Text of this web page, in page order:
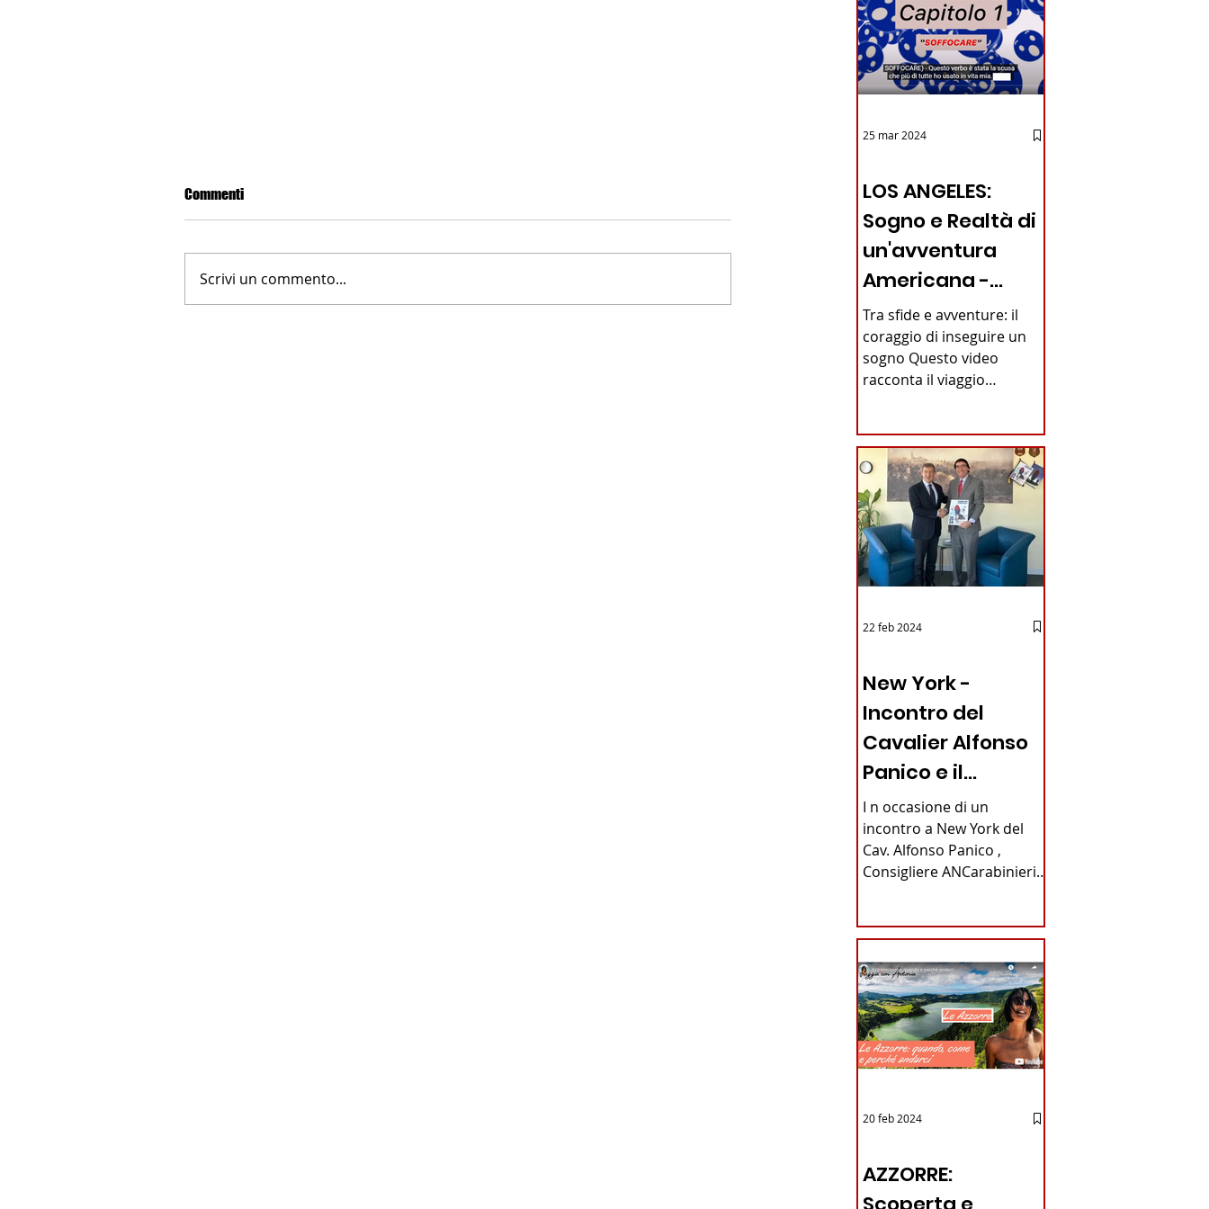
LA NUOVA FARNESINA
Commenti
Scrivi un commento...
LOS ANGELES:
Sogno e Realtà di
un'avventura
Americana -
VIDEO
Tra sfide e avventure: il
coraggio di inseguire un
sogno Questo video
racconta il viaggio
25 mar 2024
New York -
Incontro del
Cavalier Alfonso
Panico e il
Generale dei
Carabinieri
Fabrizio Parrulli
I n occasione di un
incontro a New York del
Cav. Alfonso Panico ,
Consigliere ANCarabinieri
22 feb 2024
AZZORRE:
20 feb 2024